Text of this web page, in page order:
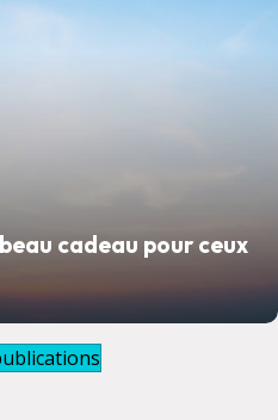
cadeau pour ceux